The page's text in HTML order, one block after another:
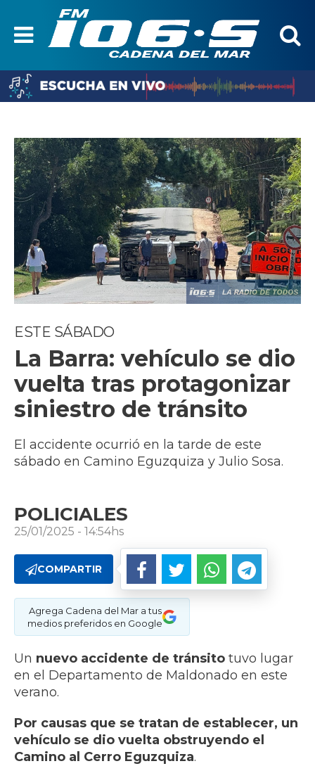
ESTE SÁBADO
La Barra: vehículo se dio
vuelta tras protagonizar
siniestro de tránsito
El accidente ocurrió en la tarde de este
sábado en Camino Eguzquiza y Julio Sosa.
POLICIALES
25/01/2025 - 14:54hs
COMPARTIR
Agrega Cadena del Mar a tus
medios preferidos en Google
Un nuevo accidente de tránsito tuvo lugar
en el Departamento de Maldonado en este
verano.
Por causas que se tratan de establecer, un
vehículo se dio vuelta obstruyendo el
Camino al Cerro Eguzquiza.